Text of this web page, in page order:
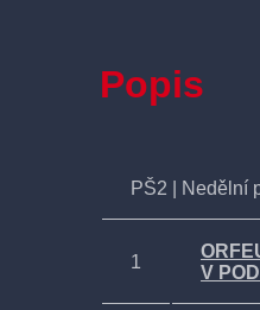
Popis
PŠ2 | Nedělní
1
V